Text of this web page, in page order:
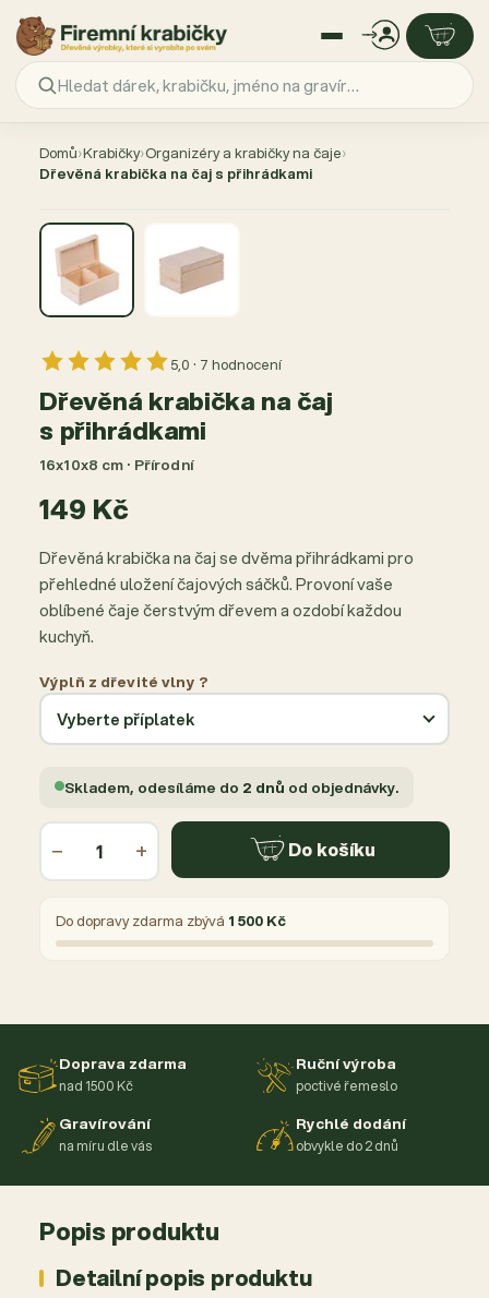
obsah
Domů›Krabičky›Organizéry a krabičky na čaje›
Dřevěná krabička na čaj s přihrádkami
5,0 · 7 hodnocení
Dřevěná krabička na čaj
s přihrádkami
16x10x8 cm · Přírodní
149 Kč
Dřevěná krabička na čaj se dvěma přihrádkami pro
přehledné uložení čajových sáčků. Provoní vaše
oblíbené čaje čerstvým dřevem a ozdobí každou
kuchyň.
Výplň z dřevité vlny ?
Skladem, odesíláme do 2 dnů od objednávky.
− + Do košíku
Do dopravy zdarma zbývá 1 500 Kč
Doprava zdarma
nad 1500 Kč
Ruční výroba
poctivé řemeslo
Gravírování
na míru dle vás
Rychlé dodání
obvykle do 2 dnů
Popis produktu
Detailní popis produktu